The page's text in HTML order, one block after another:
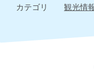
カテゴリ
観光情